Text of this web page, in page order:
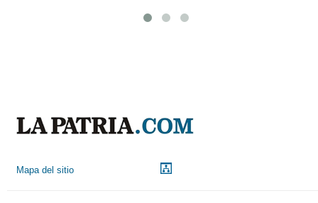
Mapa del sitio